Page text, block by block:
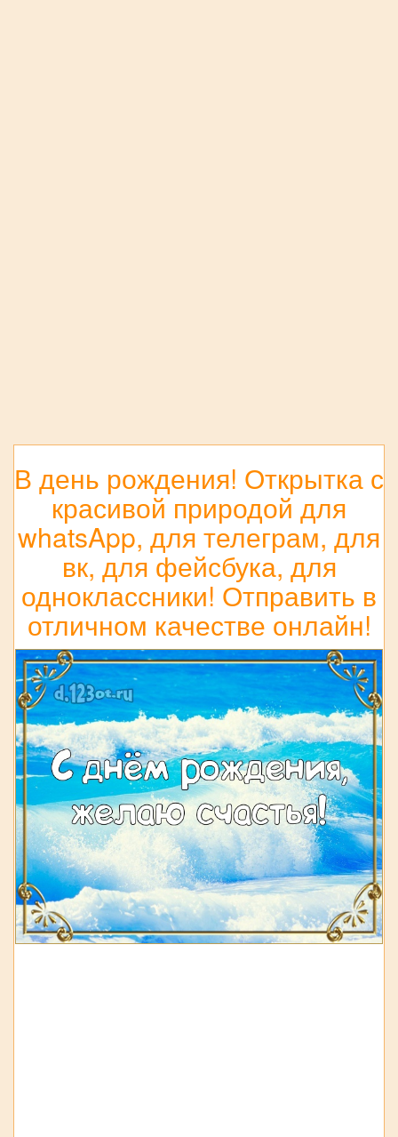
В день рождения! Открытка с
красивой природой для
whatsApp, для телеграм, для
вк, для фейсбука, для
одноклассники! Отправить в
отличном качестве онлайн!